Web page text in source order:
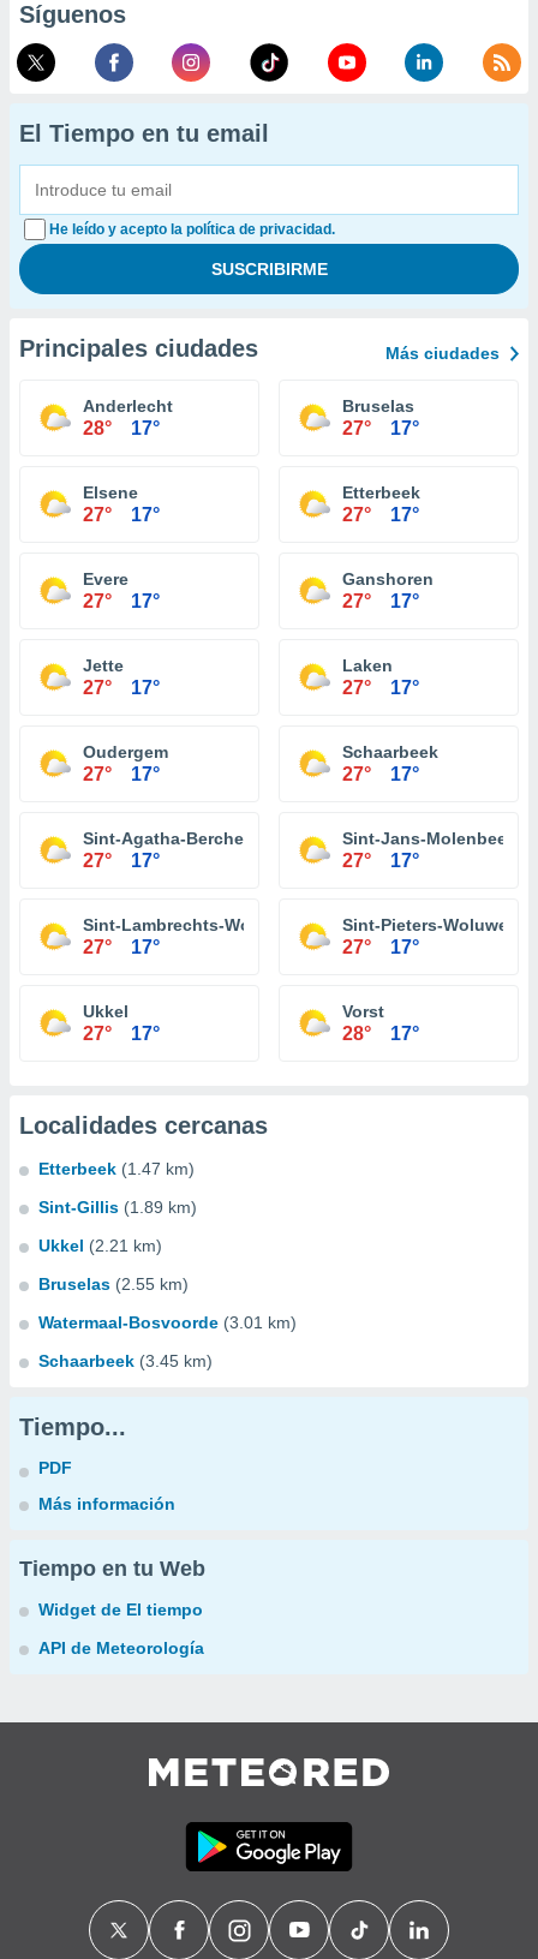
Síguenos
El Tiempo en tu email
He leído y acepto la política de privacidad.
Principales ciudades Más ciudades
Anderlecht
28° 17°
Bruselas
27° 17°
Elsene
27° 17°
Etterbeek
27° 17°
Evere
27° 17°
Ganshoren
27° 17°
Jette
27° 17°
Laken
27° 17°
Oudergem
27° 17°
Schaarbeek
27° 17°
Sint-Agatha-Berchem
27° 17°
Sint-Jans-Molenbeek
27° 17°
Sint-Lambrechts-Woluwe
27° 17°
Sint-Pieters-Woluwe
27° 17°
Ukkel
27° 17°
Vorst
28° 17°
Localidades cercanas
Etterbeek (1.47 km)
Sint-Gillis (1.89 km)
Ukkel (2.21 km)
Bruselas (2.55 km)
Watermaal-Bosvoorde (3.01 km)
Schaarbeek (3.45 km)
Tiempo...
PDF
Más información
Tiempo en tu Web
Widget de El tiempo
API de Meteorología